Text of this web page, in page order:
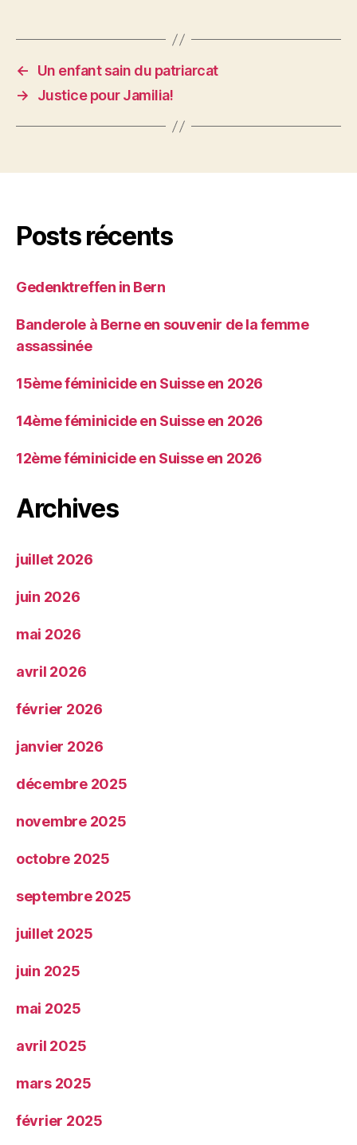
←
Un enfant sain du patriarcat
→
Justice pour Jamilia!
Posts récents
Gedenktreffen in Bern
Banderole à Berne en souvenir de la femme
assassinée
15ème féminicide en Suisse en 2026
14ème féminicide en Suisse en 2026
12ème féminicide en Suisse en 2026
Archives
juillet 2026
juin 2026
mai 2026
avril 2026
février 2026
janvier 2026
décembre 2025
novembre 2025
octobre 2025
septembre 2025
juillet 2025
juin 2025
mai 2025
avril 2025
mars 2025
février 2025